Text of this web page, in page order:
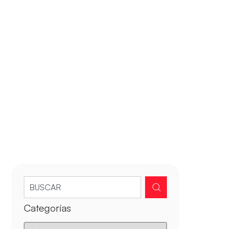
Categorías